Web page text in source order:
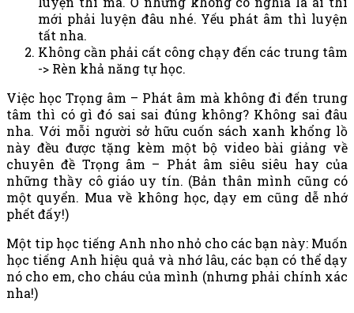
mới phải luyện đâu nhé. Yếu phát âm thì luyện
tất nha.
Không cần phải cất công chạy đến các trung tâm
-> Rèn khả năng tự học.
Việc học Trọng âm – Phát âm mà không đi đến trung
tâm thì có gì đó sai sai đúng không? Không sai đâu
nha. Với mỗi người sở hữu cuốn sách xanh khổng lồ
này đều được tặng kèm một bộ video bài giảng về
chuyên đề Trọng âm – Phát âm siêu siêu hay của
những thầy cô giáo uy tín. (Bản thân mình cũng có
một quyển. Mua về không học, dạy em cũng dễ nhớ
phết đấy!)
Một tip học tiếng Anh nho nhỏ cho các bạn này: Muốn
học tiếng Anh hiệu quả và nhớ lâu, các bạn có thể dạy
nó cho em, cho cháu của mình (nhưng phải chính xác
nha!)